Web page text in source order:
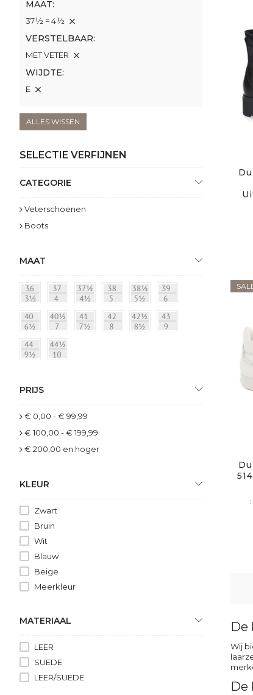
De
Wij
De
MAAT
37½ = 4½
VERSTELBAAR
MET VETER
WIJDTE
E
ALLES WISSEN
SELECTIE VERFIJNEN
CATEGORIE
Veterschoenen
Boots
MAAT
PRIJS
€ 0,00 -€ 99,99
€ 100,00 -€ 199,99
€ 200,00 en hoger
KLEUR
Zwart
Bruin
Wit
Blauw
Beige
Meerkleur
MATERIAAL
LEER
SUEDE
LEER/SUEDE